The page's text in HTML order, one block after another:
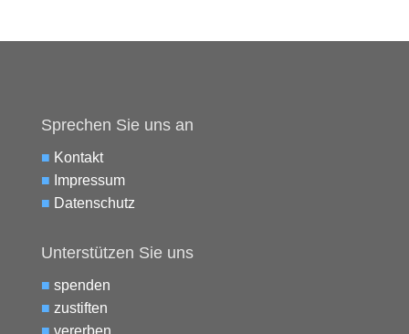
Sprechen Sie uns an
■ Kontakt
■ Impressum
■ Datenschutz
Unterstützen Sie uns
■ spenden
■ zustiften
■ vererben